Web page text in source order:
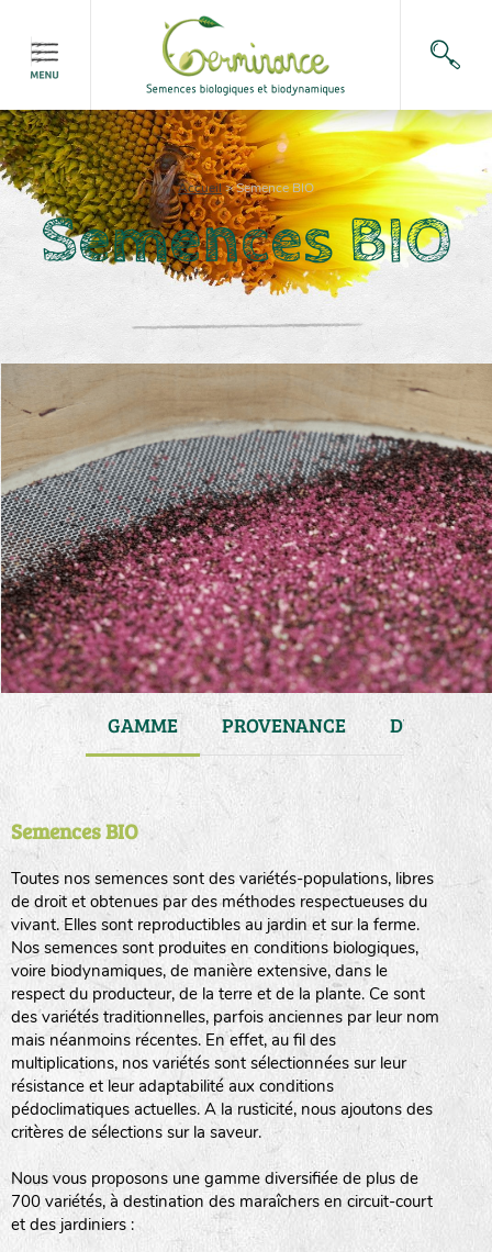
Accueil>Semence BIO
Semences BIO
GAMME PROVENANCE DURÉE DE
Semences BIO
Toutes nos semences sont des variétés-populations, libres
de droit et obtenues par des méthodes respectueuses du
vivant. Elles sont reproductibles au jardin et sur la ferme.
Nos semences sont produites en conditions biologiques,
voire biodynamiques, de manière extensive, dans le
respect du producteur, de la terre et de la plante. Ce sont
des variétés traditionnelles, parfois anciennes par leur nom
mais néanmoins récentes. En effet, au fil des
multiplications, nos variétés sont sélectionnées sur leur
résistance et leur adaptabilité aux conditions
pédoclimatiques actuelles. A la rusticité, nous ajoutons des
critères de sélections sur la saveur.
Nous vous proposons une gamme diversifiée de plus de
700 variétés, à destination des maraîchers en circuit-court
et des jardiniers :
haies
zone sauvage